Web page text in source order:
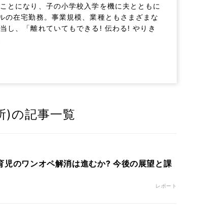
とになり、子の小学校入学を機に夫とともに
の在宅勤務。事業規模、業種ともさまざまな
し、「離れていてもできる! 伝わる! やりき
)の記事一覧
児のワンオペ解消は進むか? 今後の展望と課
レポート